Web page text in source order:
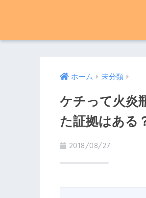
ホーム 未分類
ケチって火炎
た証拠はある
2018/08/27